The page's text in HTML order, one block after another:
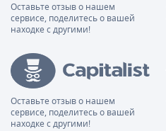
Оставьте отзыв о нашем
сервисе, поделитесь о вашей
находке с другими!
Оставьте отзыв о нашем
сервисе, поделитесь о вашей
находке с другими!